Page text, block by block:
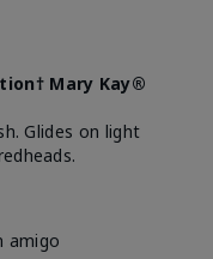
Mary Kay®
Glides on light
amigo